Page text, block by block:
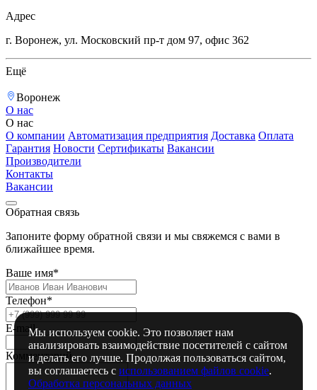
Адрес
г. Воронеж, ул. Московский пр-т дом 97, офис 362
Ещё
Воронеж
О нас
О нас
О компании Автоматизация предприятия Доставка Оплата
Гарантия Новости Сертификаты Вакансии
Производители
Контакты
Вакансии
Обратная связь
Запоните форму обратной связи и мы свяжемся с вами в
ближайшее время.
Ваше имя*
Телефон*
E-mail
Комментарий
Мы используем cookie. Это позволяет нам
анализировать взаимодействие посетителей с сайтом
и делать его лучше. Продолжая пользоваться сайтом,
вы соглашаетесь с использованием файлов cookie.
Обработка персональных данных